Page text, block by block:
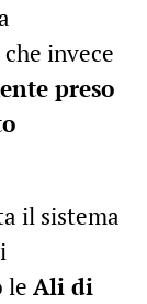
invece
preso
il sistema
le Ali di